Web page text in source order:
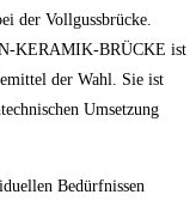
der Vollgussbrücke.
KERAMIK-BRÜCKE ist
der Wahl. Sie ist
Umsetzung
Bedürfnissen